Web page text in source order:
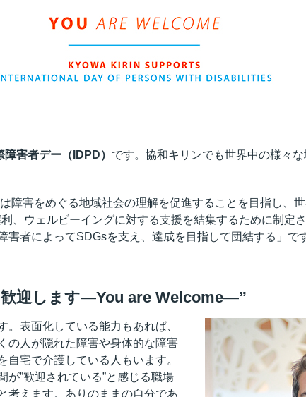
障害者デー（IDPD） です。協和キリンでも世界中の様々
は障害をめぐる地域社会の理解を促進することを目指し、
、ウェルビーイングに対する支援を結集するために制定
害者によってSDGsを支え、達成を目指して団結する」で
迎します―You are Welcome―”
。表面化している能力もあれば、
の人が隠れた障害や身体的な障害
自宅で介護している人もいます。
”歓迎されている”と感じる職場
考えます。ありのままの自分であ